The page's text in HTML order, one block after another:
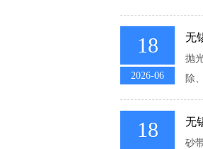
18
2026-06
无
抛
除
18 无
砂